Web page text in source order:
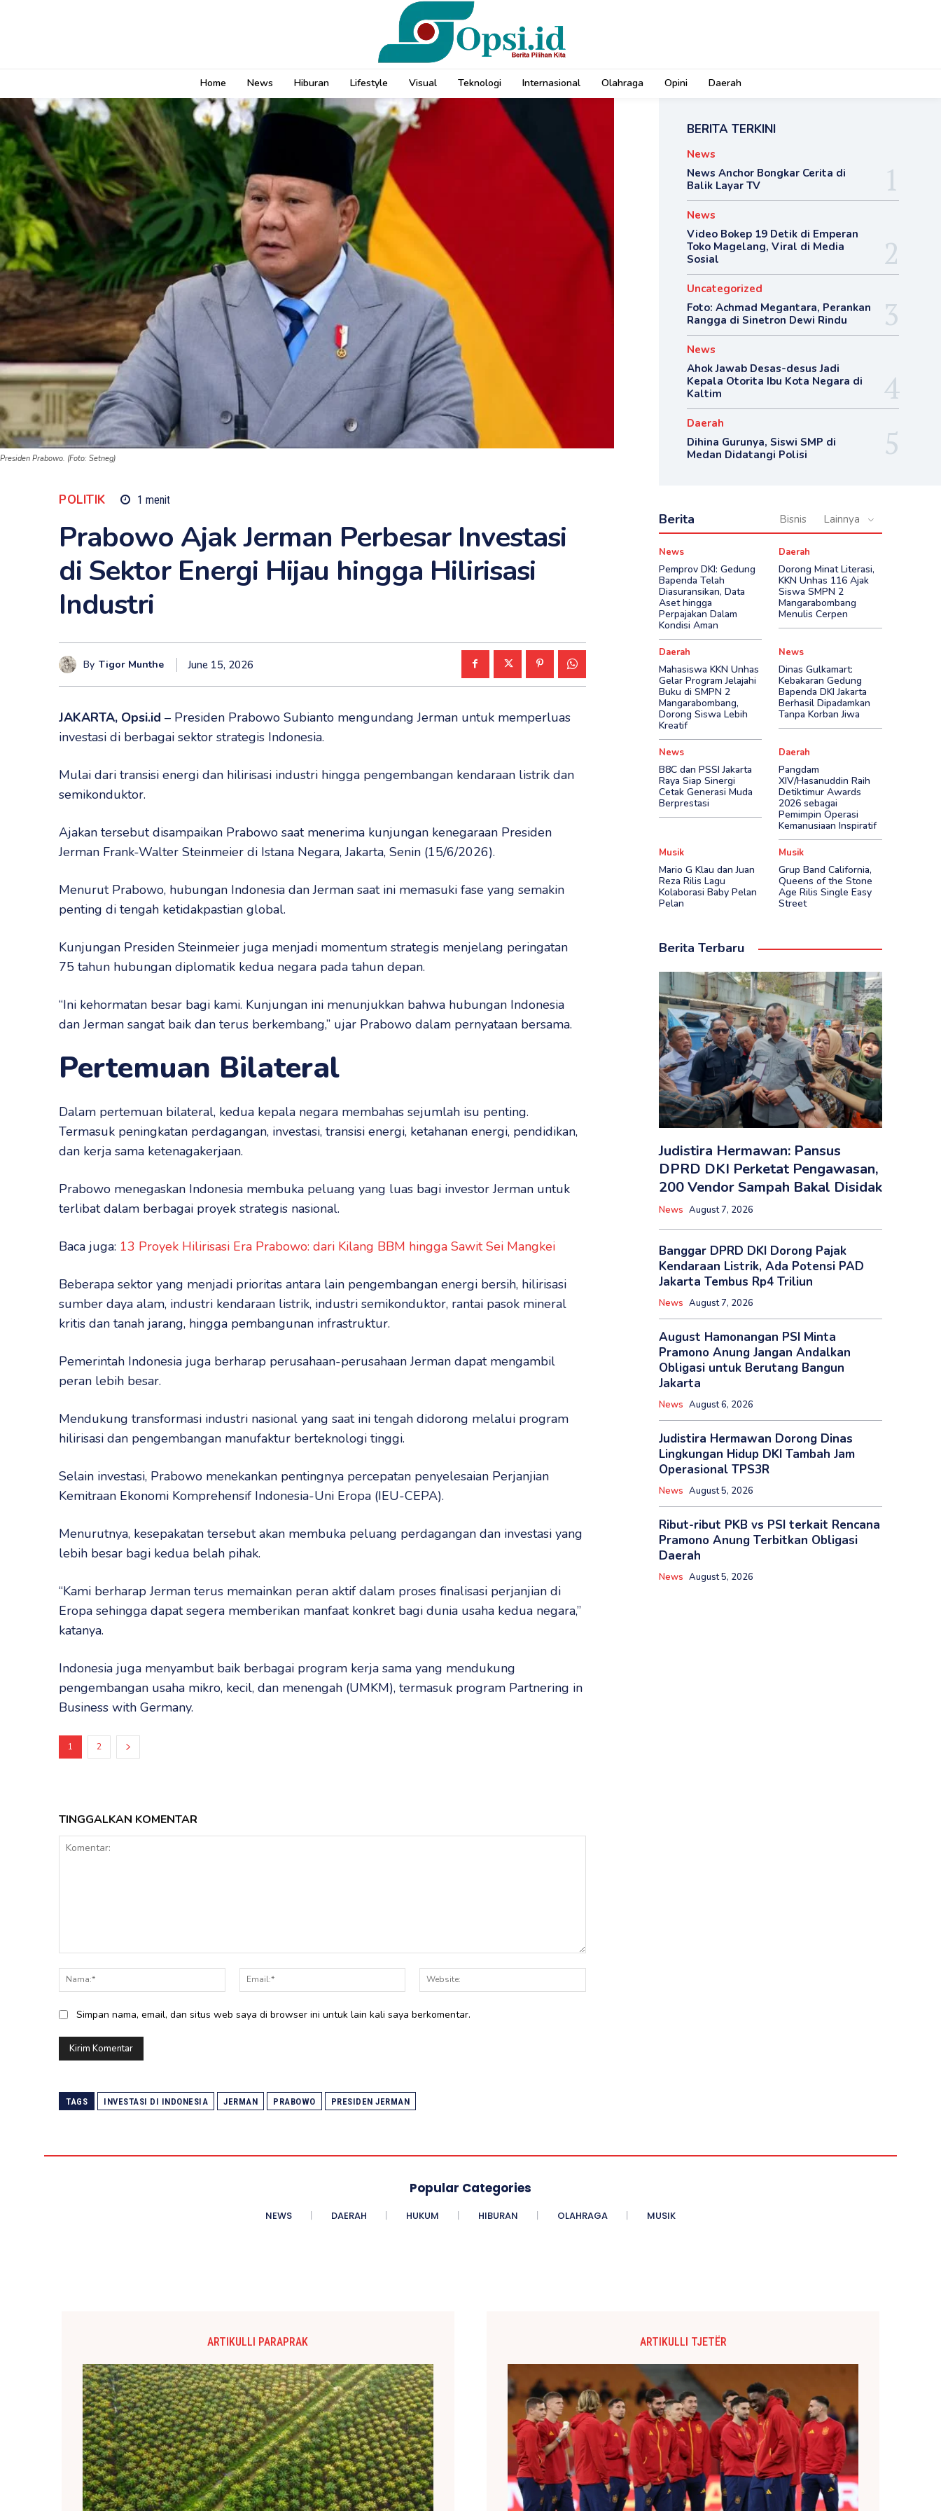
Home News Hiburan Lifestyle Visual Teknologi Internasional Olahraga Opini Daerah
Presiden Prabowo. (Foto: Setneg)
POLITIK 1 menit
Prabowo Ajak Jerman Perbesar Investasi
di Sektor Energi Hijau hingga Hilirisasi
Industri
By Tigor Munthe June 15, 2026
JAKARTA, Opsi.id – Presiden Prabowo Subianto mengundang Jerman untuk memperluas
investasi di berbagai sektor strategis Indonesia.
Mulai dari transisi energi dan hilirisasi industri hingga pengembangan kendaraan listrik dan
semikonduktor.
Ajakan tersebut disampaikan Prabowo saat menerima kunjungan kenegaraan Presiden
Jerman Frank-Walter Steinmeier di Istana Negara, Jakarta, Senin (15/6/2026).
Menurut Prabowo, hubungan Indonesia dan Jerman saat ini memasuki fase yang semakin
penting di tengah ketidakpastian global.
Kunjungan Presiden Steinmeier juga menjadi momentum strategis menjelang peringatan
75 tahun hubungan diplomatik kedua negara pada tahun depan.
“Ini kehormatan besar bagi kami. Kunjungan ini menunjukkan bahwa hubungan Indonesia
dan Jerman sangat baik dan terus berkembang,” ujar Prabowo dalam pernyataan bersama.
Pertemuan Bilateral
Dalam pertemuan bilateral, kedua kepala negara membahas sejumlah isu penting.
Termasuk peningkatan perdagangan, investasi, transisi energi, ketahanan energi, pendidikan,
dan kerja sama ketenagakerjaan.
Prabowo menegaskan Indonesia membuka peluang yang luas bagi investor Jerman untuk
terlibat dalam berbagai proyek strategis nasional.
Baca juga: 13 Proyek Hilirisasi Era Prabowo: dari Kilang BBM hingga Sawit Sei Mangkei
Beberapa sektor yang menjadi prioritas antara lain pengembangan energi bersih, hilirisasi
sumber daya alam, industri kendaraan listrik, industri semikonduktor, rantai pasok mineral
kritis dan tanah jarang, hingga pembangunan infrastruktur.
Pemerintah Indonesia juga berharap perusahaan-perusahaan Jerman dapat mengambil
peran lebih besar.
Mendukung transformasi industri nasional yang saat ini tengah didorong melalui program
hilirisasi dan pengembangan manufaktur berteknologi tinggi.
Selain investasi, Prabowo menekankan pentingnya percepatan penyelesaian Perjanjian
Kemitraan Ekonomi Komprehensif Indonesia-Uni Eropa (IEU-CEPA).
Menurutnya, kesepakatan tersebut akan membuka peluang perdagangan dan investasi yang
lebih besar bagi kedua belah pihak.
“Kami berharap Jerman terus memainkan peran aktif dalam proses finalisasi perjanjian di
Eropa sehingga dapat segera memberikan manfaat konkret bagi dunia usaha kedua negara,”
katanya.
Indonesia juga menyambut baik berbagai program kerja sama yang mendukung
pengembangan usaha mikro, kecil, dan menengah (UMKM), termasuk program Partnering in
Business with Germany.
1 2
TINGGALKAN KOMENTAR
Nama:*
Email:*
Simpan nama, email, dan situs web saya di browser ini untuk lain kali saya berkomentar.
TAGS INVESTASI DI INDONESIA JERMAN PRABOWO PRESIDEN JERMAN
BERITA TERKINI
News
News Anchor Bongkar Cerita di
Balik Layar TV
News
Video Bokep 19 Detik di Emperan
Toko Magelang, Viral di Media
Sosial
Uncategorized
Foto: Achmad Megantara, Perankan
Rangga di Sinetron Dewi Rindu
News
Ahok Jawab Desas-desus Jadi
Kepala Otorita Ibu Kota Negara di
Kaltim
Daerah
Dihina Gurunya, Siswi SMP di
Medan Didatangi Polisi
Berita Bisnis Lainnya
News
Pemprov DKI: Gedung
Bapenda Telah
Diasuransikan, Data
Aset hingga
Perpajakan Dalam
Kondisi Aman
Daerah
Dorong Minat Literasi,
KKN Unhas 116 Ajak
Siswa SMPN 2
Mangarabombang
Menulis Cerpen
Daerah
Mahasiswa KKN Unhas
Gelar Program Jelajahi
Buku di SMPN 2
Mangarabombang,
Dorong Siswa Lebih
Kreatif
News
Dinas Gulkamart:
Kebakaran Gedung
Bapenda DKI Jakarta
Berhasil Dipadamkan
Tanpa Korban Jiwa
News
B8C dan PSSI Jakarta
Raya Siap Sinergi
Cetak Generasi Muda
Berprestasi
Daerah
Pangdam
XIV/Hasanuddin Raih
Detiktimur Awards
2026 sebagai
Pemimpin Operasi
Kemanusiaan Inspiratif
Musik
Mario G Klau dan Juan
Reza Rilis Lagu
Kolaborasi Baby Pelan
Pelan
Musik
Grup Band California,
Queens of the Stone
Age Rilis Single Easy
Street
Berita Terbaru
‎Judistira Hermawan: Pansus
DPRD DKI Perketat Pengawasan,
200 Vendor Sampah Bakal Disidak
News August 7, 2026
Banggar DPRD DKI Dorong Pajak
Kendaraan Listrik, Ada Potensi PAD
Jakarta Tembus Rp4 Triliun
News August 7, 2026
August Hamonangan PSI Minta
Pramono Anung Jangan Andalkan
Obligasi untuk Berutang Bangun
Jakarta
News August 6, 2026
Judistira Hermawan Dorong Dinas
Lingkungan Hidup DKI Tambah Jam
Operasional TPS3R
News August 5, 2026
‎Ribut-ribut PKB vs PSI terkait Rencana
Pramono Anung Terbitkan Obligasi
Daerah
News August 5, 2026
Popular Categories
NEWS DAERAH HUKUM HIBURAN OLAHRAGA MUSIK
ARTIKULLI PARAPRAK ARTIKULLI TJETËR